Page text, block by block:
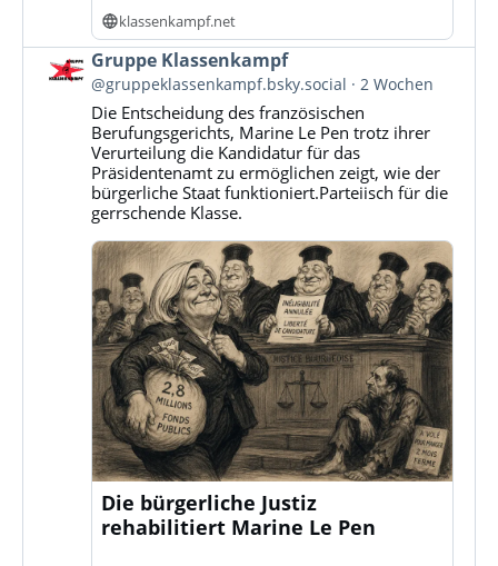
klassenkampf.net
Beitrag
von
Gruppe
Klassenkampf
Bluesky
ansehen
Gruppe Klassenkampf
@gruppeklassenkampf.bsky.social 2 Wochen
Die Entscheidung des französischen
Berufungsgerichts, Marine Le Pen trotz ihrer
Verurteilung die Kandidatur für das
Präsidentenamt zu ermöglichen zeigt, wie der
bürgerliche Staat funktioniert.Parteiisch für die
gerrschende Klasse.
Die bürgerliche Justiz
rehabilitiert Marine Le Pen